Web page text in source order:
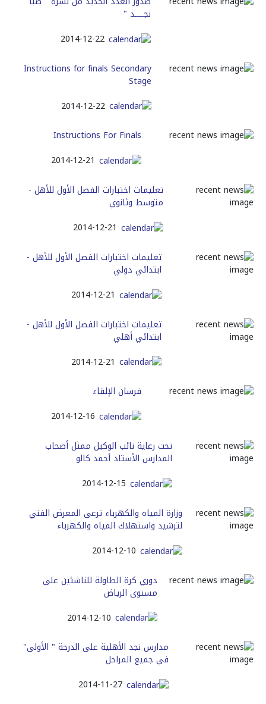
نجـــــد "
2014-12-22
Instructions for finals Secondary
Stage
2014-12-22
Instructions For Finals
2014-12-21
تعليمات اختبارات الفصل الأول للأهل -
متوسط وثانوي
2014-12-21
تعليمات اختبارات الفصل الأول للأهل -
ابتدائي دولي
2014-12-21
تعليمات اختبارات الفصل الأول للأهل -
ابتدائي أهلي
2014-12-21
فرسان الإلقاء
2014-12-16
تحت رعاية نائب الوكيل ممثل أصحاب
المدارس الأستاذ أحمد كالو
2014-12-15
وزارة المياه والكهرباء ترعى المعرض الفني
لترشيد واستهلاك المياه والكهرباء
2014-12-10
دوري كرة الطاولة للناشئين على
مستوى الرياض
2014-12-10
مدارس نجد الأهلية على الدرجة " الأولى"
في جميع المراحل
2014-11-27